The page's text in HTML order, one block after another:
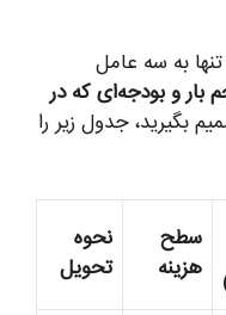
به سه عامل
و بودجه‌ای که در
بگیرید، جدول زیر را
سطح
هزینه
نحوه
تحویل